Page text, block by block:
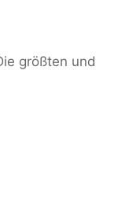
größten und